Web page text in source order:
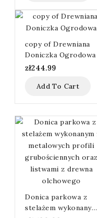
copy of Drewniana
Doniczka Ogrodowa
zł244.99
Add To Cart
Donica parkowa z
stelażem wykonanym